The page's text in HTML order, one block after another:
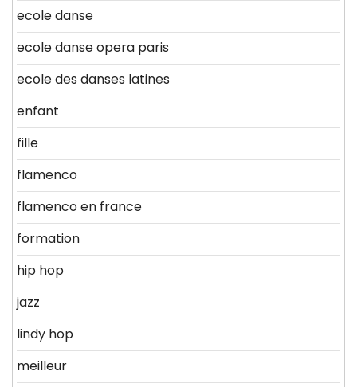
ecole danse
ecole danse opera paris
ecole des danses latines
enfant
fille
flamenco
flamenco en france
formation
hip hop
jazz
lindy hop
meilleur